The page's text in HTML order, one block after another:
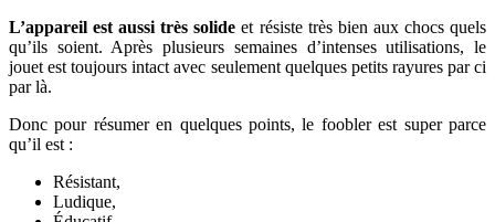
L’appareil est aussi très solide et résiste très bien aux chocs quels
qu’ils soient. Après plusieurs semaines d’intenses utilisations, le
jouet est toujours intact avec seulement quelques petits rayures par ci
par là.
Donc pour résumer en quelques points, le foobler est super parce
qu’il est :
Résistant,
Ludique,